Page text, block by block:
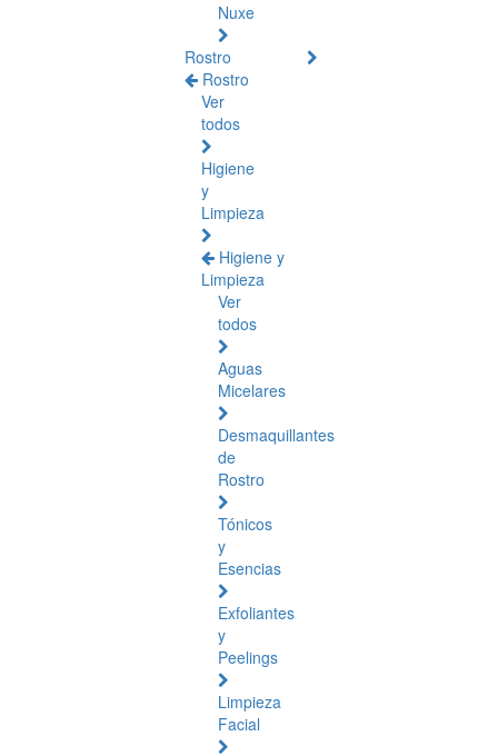
Nuxe
Rostro
Rostro
Ver
todos
Higiene
y
Limpieza
Higiene y
Limpieza
Ver
todos
Aguas
Micelares
Desmaquillantes
de
Rostro
Tónicos
y
Esencias
Exfoliantes
y
Peelings
Limpieza
Facial